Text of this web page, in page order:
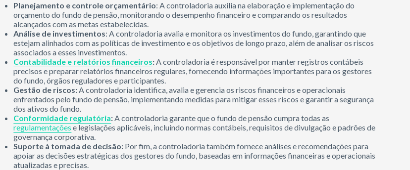
Planejamento e controle orçamentário: A controladoria auxilia na elaboração e implementação do
orçamento do fundo de pensão, monitorando o desempenho financeiro e comparando os resultados
alcançados com as metas estabelecidas.
Análise de investimentos: A controladoria avalia e monitora os investimentos do fundo, garantindo que
estejam alinhados com as políticas de investimento e os objetivos de longo prazo, além de analisar os riscos
associados a esses investimentos.
Contabilidade e relatórios financeiros:A controladoria é responsável por manter registros contábeis
precisos e preparar relatórios financeiros regulares, fornecendo informações importantes para os gestores
do fundo, órgãos reguladores e participantes.
Gestão de riscos:A controladoria identifica, avalia e gerencia os riscos financeiros e operacionais
enfrentados pelo fundo de pensão, implementando medidas para mitigar esses riscos e garantir a segurança
dos ativos do fundo.
Conformidade regulatória:A controladoria garante que o fundo de pensão cumpra todas as
regulamentações e legislações aplicáveis, incluindo normas contábeis, requisitos de divulgação e padrões de
governança corporativa.
Suporte à tomada de decisão: Por fim, a controladoria também fornece análises e recomendações para
apoiar as decisões estratégicas dos gestores do fundo, baseadas em informações financeiras e operacionais
atualizadas e precisas.